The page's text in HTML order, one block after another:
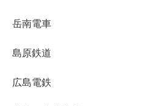
岳南電車
島原鉄道
広島電鉄